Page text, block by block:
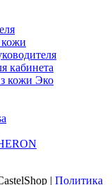
кабинета
кожи Эко
| Политика